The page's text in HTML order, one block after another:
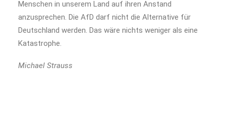
Menschen in unserem Land auf ihren Anstand
anzusprechen. Die AfD darf nicht die Alternative für
Deutschland werden. Das wäre nichts weniger als eine
Katastrophe.
Michael Strauss